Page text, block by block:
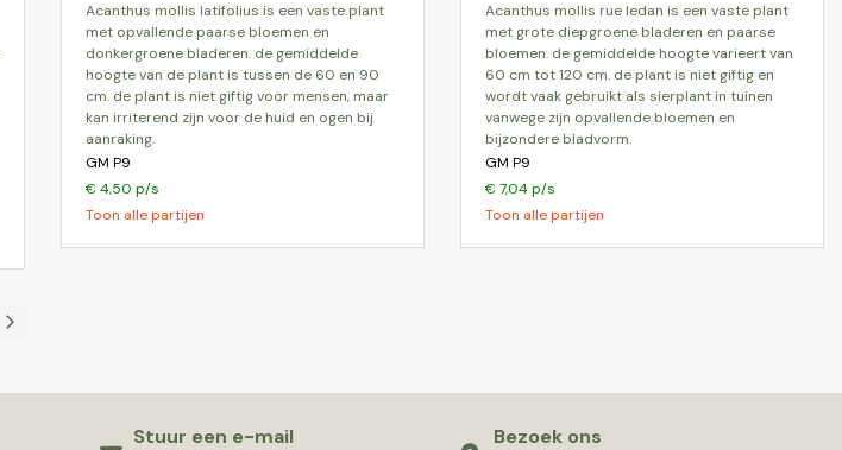
acanthus mollis latifolius is een vaste plant
met opvallende paarse bloemen en
donkergroene bladeren. de gemiddelde
hoogte van de plant is tussen de 60 en 90
cm. de plant is niet giftig voor mensen, maar
kan irriterend zijn voor de huid en ogen bij
aanraking.
GM P9
€ 4,50 p/s
Toon alle partijen
acanthus mollis rue ledan is een vaste plant
met grote diepgroene bladeren en paarse
bloemen. de gemiddelde hoogte varieert van
60 cm tot 120 cm. de plant is niet giftig en
wordt vaak gebruikt als sierplant in tuinen
vanwege zijn opvallende bloemen en
bijzondere bladvorm.
GM P9
€ 7,04 p/s
Toon alle partijen
Stuur een e-mail
Bezoek ons